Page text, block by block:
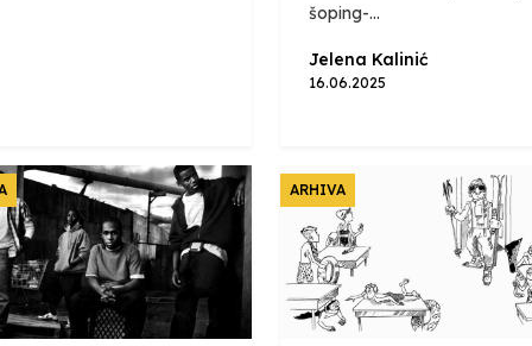
šoping-...
Jelena Kalinić
16.06.2025
ARHIVA